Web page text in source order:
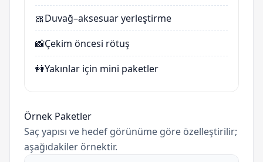
🎀Duvağ–aksesuar yerleştirme
📸Çekim öncesi rötuş
👭Yakınlar için mini paketler
Örnek Paketler
Saç yapısı ve hedef görünüme göre özelleştirilir;
aşağıdakiler örnektir.